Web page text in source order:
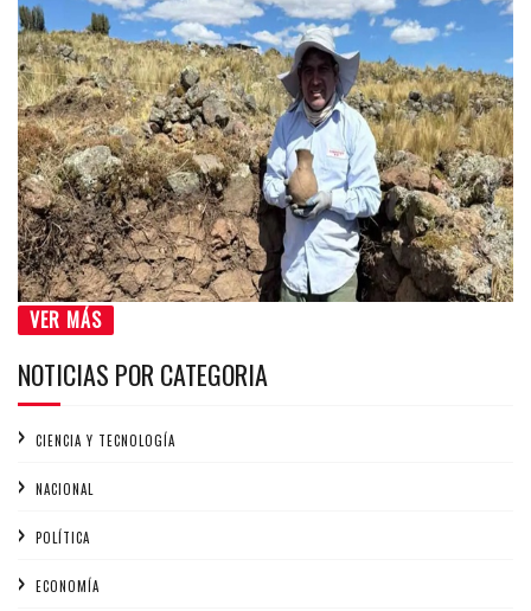
VER MÁS
NOTICIAS POR CATEGORIA
CIENCIA Y TECNOLOGÍA
NACIONAL
POLÍTICA
ECONOMÍA